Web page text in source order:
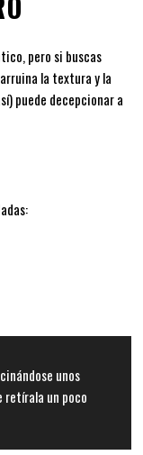
pero si buscas
la textura y la
puede decepcionar a
unos
retírala un poco